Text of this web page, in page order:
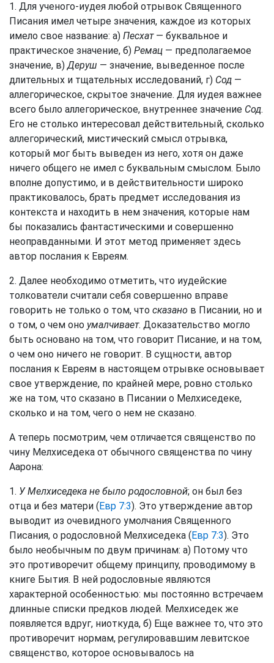
1. Для ученого-иудея любой отрывок Священного
Писания имел четыре значения, каждое из которых
имело свое название: а) Песхат— буквальное и
практическое значение, б) Ремац — предполагаемое
значение, в)Деруш — значение, выведенное после
длительных и тщательных исследований, г) Сод —
аллегорическое, скрытое значение. Для иудея важнее
всего было аллегорическое, внутреннее значение Сод.
Его не столько интересовал действительный, сколько
аллегорический, мистический смысл отрывка,
который мог быть выведен из него, хотя он даже
ничего общего не имел с буквальным смыслом. Было
вполне допустимо, и в действительности широко
практиковалось, брать предмет исследования из
контекста и находить в нем значения, которые нам
бы показались фантастическими и совершенно
неоправданными. И этот метод применяет здесь
автор послания к Евреям.
2. Далее необходимо отметить, что иудейские
толкователи считали себя совершенно вправе
говорить не только о том, что сказано в Писании, но и
о том, о чем оно умалчивает. Доказательство могло
быть основано на том, что говорит Писание, и на том,
о чем оно ничего не говорит. В сущности, автор
послания к Евреям в настоящем отрывке основывает
свое утверждение, по крайней мере, ровно столько
же на том, что сказано в Писании о Мелхиседеке,
сколько и на том, чего о нем не сказано.
А теперь посмотрим, чем отличается священство по
чину Мелхиседека от обычного священства по чину
Аарона:
1. У Мелхиседека не было родословной; он был без
отца и без матери (Евр 7:3). Это утверждение автор
выводит из очевидного умолчания Священного
Писания, о родословной Мелхиседека (Евр 7:3). Это
было необычным по двум причинам: а) Потому что
это противоречит общему принципу, проводимому в
книге Бытия. В ней родословные являются
характерной особенностью: мы постоянно встречаем
длинные списки предков людей. Мелхиседек же
появляется вдруг, ниоткуда, б) Еще важнее то, что это
противоречит нормам, регулировавшим левитское
священство, которое основывалось на